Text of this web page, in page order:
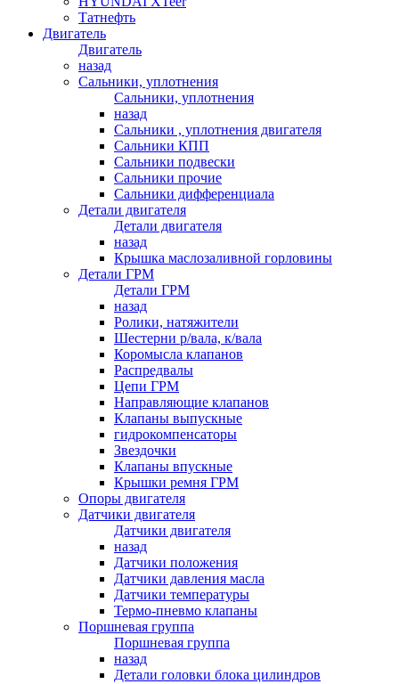
Татнефть
Двигатель
Двигатель
назад
Сальники, уплотнения
Сальники, уплотнения
назад
Сальники , уплотнения двигателя
Сальники КПП
Сальники подвески
Сальники прочие
Сальники дифференциала
Детали двигателя
Детали двигателя
назад
Крышка маслозаливной горловины
Детали ГРМ
Детали ГРМ
назад
Ролики, натяжители
Шестерни р/вала, к/вала
Коромысла клапанов
Распредвалы
Цепи ГРМ
Направляющие клапанов
Клапаны выпускные
гидрокомпенсаторы
Звездочки
Клапаны впускные
Крышки ремня ГРМ
Опоры двигателя
Датчики двигателя
Датчики двигателя
назад
Датчики положения
Датчики давления масла
Датчики температуры
Термо-пневмо клапаны
Поршневая группа
Поршневая группа
назад
Детали головки блока цилиндров